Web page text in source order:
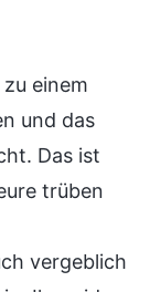
einem
und das
Das ist
trüben
vergeblich